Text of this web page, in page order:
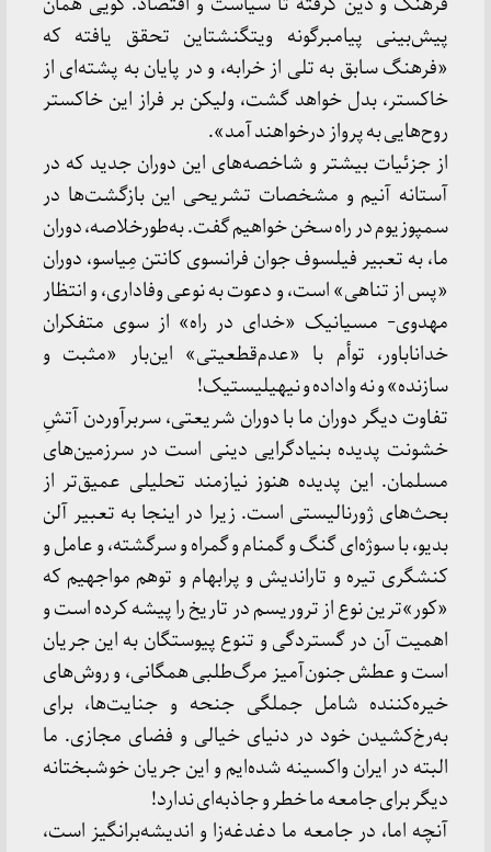
پیش‌بینی پیامبرگونه ویتگنشتاین تحقق یافته که
«فرهنگ سابق به تلی از خرابه، و در پایان به پشته‌ای از
خاکستر، بدل خواهد گشت، ولیکن بر فراز این خاکستر
روح‌هایی به پرواز درخواهند آمد».
از جزئیات بیشتر و شاخصه‌های این دوران جدید که در
آستانه آنیم و مشخصات تشریحی این بازگشت‌ها در
سمپوزیوم در راه سخن خواهیم گفت. به‌طورخلاصه، دوران
ما، به‌ تعبیر فیلسوف جوان فرانسوی کانتن مِیاسو، دوران
«پس از تناهی» است، و دعوت به نوعی وفاداری، و انتظار
مهدوی- مسیانیک «خدای در راه» از سوی متفکران
خداناباور، توأم با «عدم‌قطعیتی» این‌بار «مثبت و
سازنده» و نه واداده و نیهیلیستیک!
تفاوت دیگر دوران ما با دوران شریعتی، سربرآوردن آتشِ
خشونت پدیده بنیادگرایی دینی است در سرزمین‌های
مسلمان. این پدیده هنوز نیازمند تحلیلی عمیق‌تر از
بحث‌های ژورنالیستی است. زیرا در اینجا به تعبیر آلن
بدیو، با سوژه‌ای گنگ و گمنام و گمراه و سرگشته، و عامل و
کنشگری تیره و تاراندیش و پرابهام و توهم مواجهیم که
«کور»ترین نوع از تروریسم در تاریخ را پیشه کرده است و
اهمیت آن در گستردگی و تنوع پیوستگان به این جریان
است و عطش جنون‌آمیز مرگ‌طلبی همگانی، و روش‌های
خیره‌کننده شامل جملگی جنحه و جنایت‌ها،‌ برای
به‌رخ‌کشیدن خود در دنیای خیالی و فضای مجازی. ما
البته در ایران واکسینه‌ شده‌ایم و این جریان خوشبختانه
دیگر برای جامعه ما خطر و جاذبه‌ای ندارد!
آنچه اما، در جامعه ما دغدغه‌زا و اندیشه‌برانگیز است،